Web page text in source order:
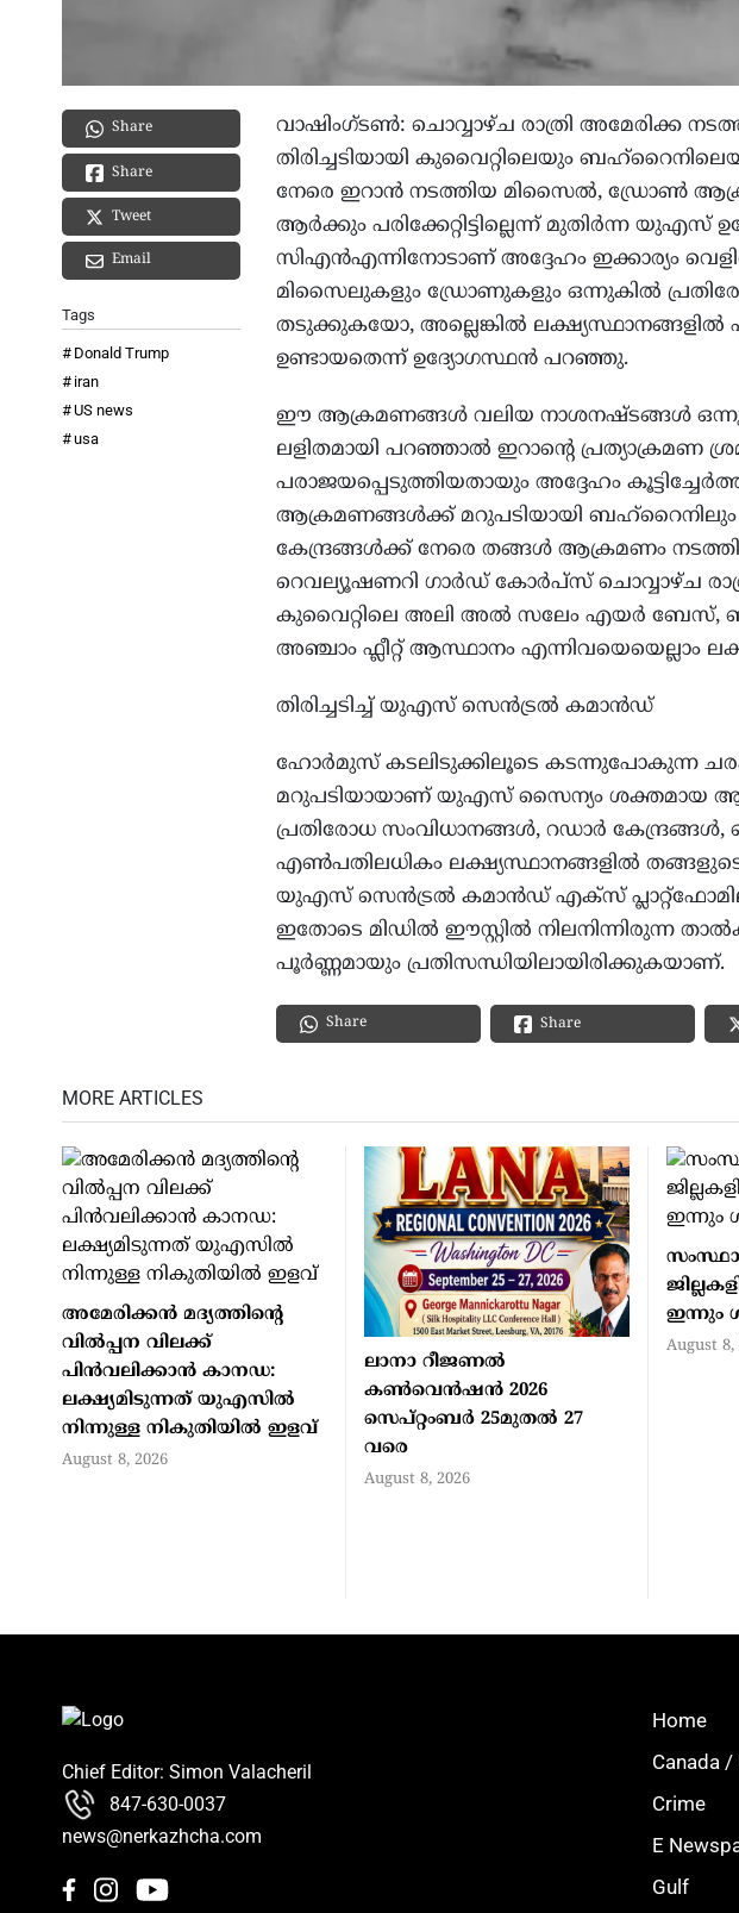
Share
Share
Tweet
Email
Tags
Donald Trump
iran
US news
usa
വാഷിംഗ്ടൺ: ചൊവ്വാഴ്ച രാത്രി അമേരിക്ക
തിരിച്ചടിയായി കുവൈറ്റിലെയും
നേരെ ഇറാൻ നടത്തിയ മിസൈൽ, ഡ്രോൺ
ആർക്കും പരിക്കേറ്റിട്ടില്ലെന്ന് മുതിർന്ന യുഎസ്
സിഎൻഎന്നിനോടാണ് അദ്ദേഹം ഇക്കാര്യം
മിസൈലുകളും ഡ്രോണുകളും ഒന്നുകിൽ
തടുക്കുകയോ, അല്ലെങ്കിൽ
ഉണ്ടായതെന്ന് ഉദ്യോഗസ്ഥൻ പറഞ്ഞു.
ഈ ആക്രമണങ്ങൾ വലിയ നാശനഷ്ടങ്ങൾ ഒന്നും
ലളിതമായി പറഞ്ഞാൽ ഇറാന്റെ പ്രത്യാക്രമണ
പരാജയപ്പെടുത്തിയതായും അദ്ദേഹം
ആക്രമണങ്ങൾക്ക് മറുപടിയായി
കേന്ദ്രങ്ങൾക്ക് നേരെ തങ്ങൾ ആക്രമണം
റെവല്യൂഷണറി ഗാർഡ് കോർപ്സ് ചൊവ്വാഴ്ച
കുവൈറ്റിലെ അലി അൽ സലേം എയർ
അഞ്ചാം ഫ്ലീറ്റ് ആസ്ഥാനം എന്നിവയെയെല്ലാം
തിരിച്ചടിച്ച് യുഎസ് സെൻട്രൽ കമാൻഡ്
ഹോർമുസ് കടലിടുക്കിലൂടെ കടന്നുപോകുന്ന
മറുപടിയായാണ് യുഎസ് സൈന്യം ശക്തമായ
പ്രതിരോധ സംവിധാനങ്ങൾ, റഡാർ
എൺപതിലധികം ലക്ഷ്യസ്ഥാനങ്ങളിൽ
യുഎസ് സെൻട്രൽ കമാൻഡ് എക്സ്
ഇതോടെ മിഡിൽ ഈസ്റ്റിൽ നിലനിന്നിരുന്ന
പൂർണ്ണമായും പ്രതിസന്ധിയിലായിരിക്കുകയാണ്.
Share Share
MORE ARTICLES
അമേരിക്കന്‍ മദ്യത്തിന്റെ
വില്‍പ്പന വിലക്ക്
പിന്‍വലിക്കാന്‍ കാനഡ:
ലക്ഷ്യമിടുന്നത് യുഎസില്‍
നിന്നുള്ള നികുതിയില്‍ ഇളവ്
August 8, 2026
ലാനാ റീജണല്‍
കണ്‍വെന്‍ഷന്‍ 2026
സെപ്റ്റംബര്‍ 25മുതല്‍ 27
വരെ
August 8, 2026
ഇന്നും
August 8,
Chief Editor: Simon Valacheril
847-630-0037
news@nerkazhcha.com
Home
Canada /
Crime
E
Gulf